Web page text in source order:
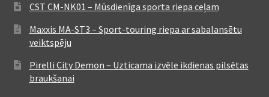
CST CM-NK01 – Mūsdienīga sporta riepa ceļam
Maxxis MA-ST3 – Sport-touring riepa ar sabalansētu
veiktspēju
Pirelli City Demon – Uzticama izvēle ikdienas pilsētas
braukšanai